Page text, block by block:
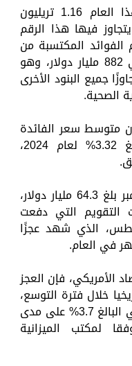
وبلغ إجمالي نفقات الفائدة لهذا العام 1.16 تريليون
فيها هذا الرقم
المكتسبة من
استثمارات الحكومة، بلغ الإجمالي 882 مليار دولار، وهو
جميع البنود الأخرى
الصحية.
متوسط سعر الفائدة
على جميع الديون الحكومية بلغ 3.32% لعام 2024،
وحققت الحكومة فائضًا في سبتمبر بلغ 64.3 مليار دولار،
التقويم التي دفعت
الذي شهد عجزًا
الأمريكي، فإن العجز
خلال فترة التوسع،
وأعلى بكثير من المتوسط التاريخي البالغ 3.7% على مدى
لمكتب الميزانية